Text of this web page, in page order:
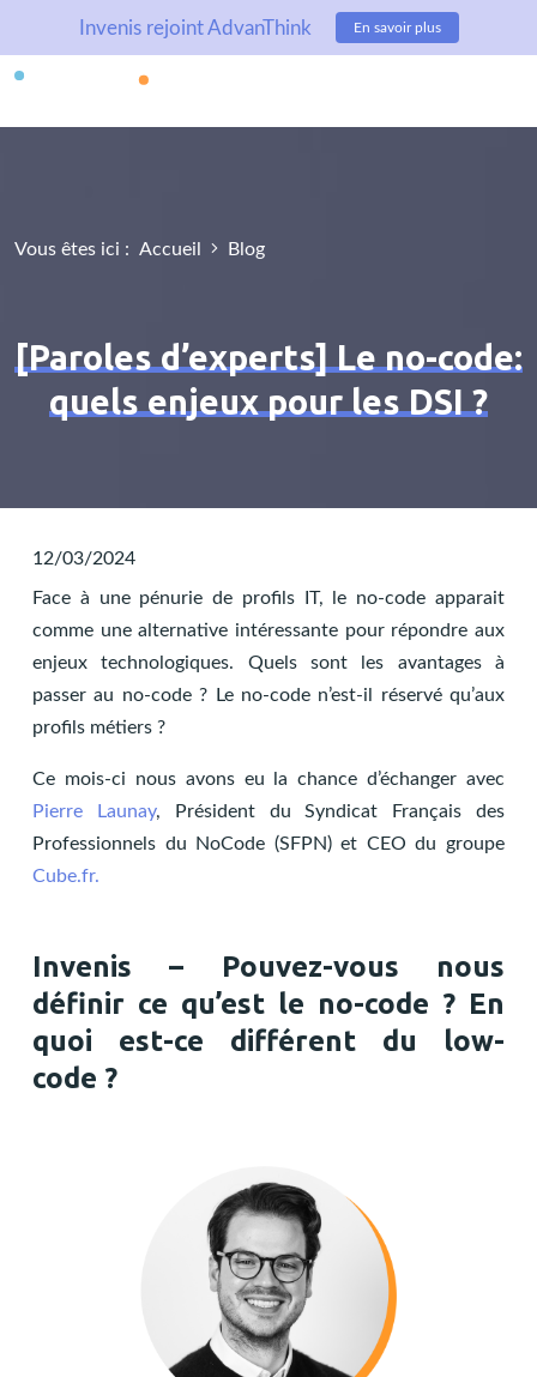
Invenis rejoint AdvanThink En savoir plus
Vous êtes ici : Accueil Blog
[Paroles d’experts] Le no-code:
quels enjeux pour les DSI ?
12/03/2024
Face à une pénurie de profils IT, le no-code apparait
comme une alternative intéressante pour répondre aux
enjeux technologiques. Quels sont les avantages à
passer au no-code ? Le no-code n’est-il réservé qu’aux
profils métiers ?
Ce mois-ci nous avons eu la chance d’échanger avec
Pierre Launay, Président du Syndicat Français des
Professionnels du NoCode (SFPN) et CEO du groupe
Cube.fr.
Invenis – Pouvez-vous nous
définir ce qu’est le no-code ? En
quoi est-ce différent du low-
code ?